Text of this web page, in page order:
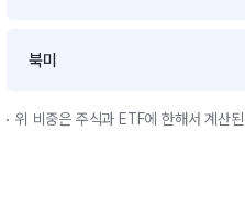
북미
위 비중은 주식과 ETF에 한해서 계산